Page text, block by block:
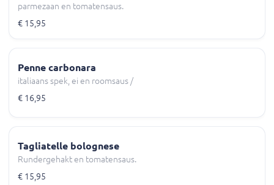
parmezaan en tomatensaus.
€ 15,95
Penne carbonara
italiaans spek, ei en roomsaus /
€ 16,95
Tagliatelle bolognese
Rundergehakt en tomatensaus.
€ 15,95